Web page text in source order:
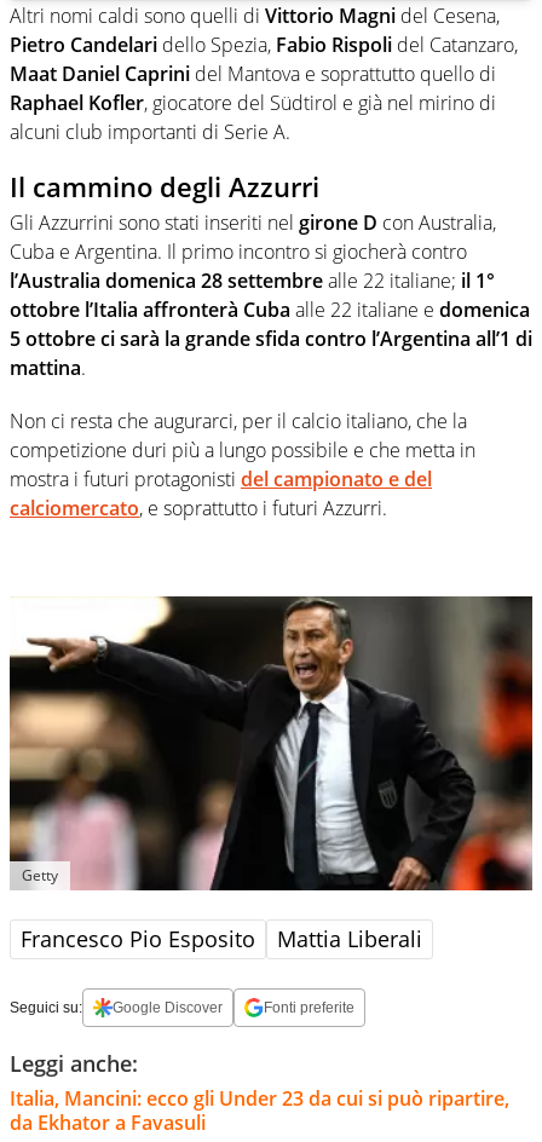
Altri nomi caldi sono quelli di Vittorio Magni del Cesena,
Pietro Candelari dello Spezia, Fabio Rispoli del Catanzaro,
Maat Daniel Caprini del Mantova e soprattutto quello di
Raphael Kofler, giocatore del Südtirol e già nel mirino di
alcuni club importanti di Serie A.
Il cammino degli Azzurri
Gli Azzurrini sono stati inseriti nel girone D con Australia,
Cuba e Argentina. Il primo incontro si giocherà contro
l’Australia domenica 28 settembrealle 22 italiane; il 1°
ottobre l’Italia affronterà Cuba alle 22 italiane e domenica
5 ottobre ci sarà la grande sfida contro l’Argentina all’1 di
mattina.
Non ci resta che augurarci, per il calcio italiano, che la
competizione duri più a lungo possibile e che metta in
mostra i futuri protagonisti del campionato e del
calciomercato, e soprattutto i futuri Azzurri.
Getty
Francesco Pio Esposito Mattia Liberali
Seguici su: Google Discover Fonti preferite
Leggi anche:
Italia, Mancini: ecco gli Under 23 da cui si può ripartire,
da Ekhator a Favasuli